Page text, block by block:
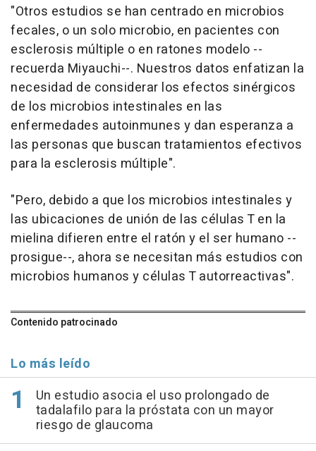
"Otros estudios se han centrado en microbios
fecales, o un solo microbio, en pacientes con
esclerosis múltiple o en ratones modelo --
recuerda Miyauchi--. Nuestros datos enfatizan la
necesidad de considerar los efectos sinérgicos
de los microbios intestinales en las
enfermedades autoinmunes y dan esperanza a
las personas que buscan tratamientos efectivos
para la esclerosis múltiple".
"Pero, debido a que los microbios intestinales y
las ubicaciones de unión de las células T en la
mielina difieren entre el ratón y el ser humano --
prosigue--, ahora se necesitan más estudios con
microbios humanos y células T autorreactivas".
Contenido patrocinado
Lo más leído
Un estudio asocia el uso prolongado de
tadalafilo para la próstata con un mayor
riesgo de glaucoma